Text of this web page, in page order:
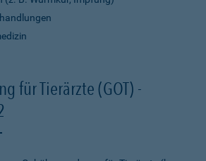
für Tierärzte (GOT) -